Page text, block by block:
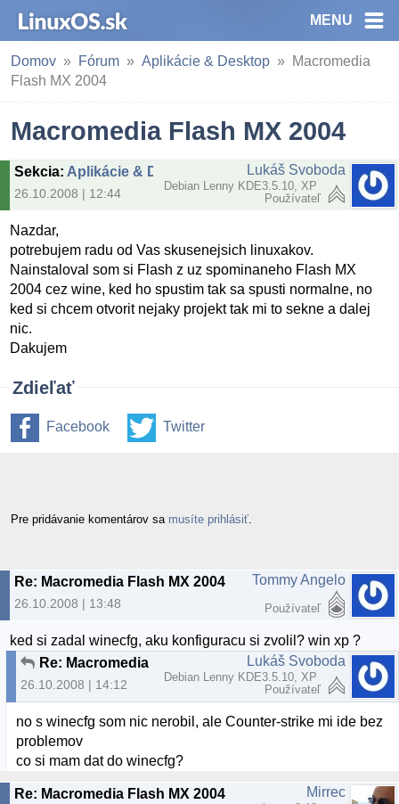
MENU
Domov Fórum Aplikácie & Desktop
Macromedia
Flash MX 2004
Macromedia Flash MX 2004
Sekcia: Aplikácie & Desktop
26.10.2008 | 12:44
Lukáš Svoboda
Debian Lenny KDE3.5.10, XP
Používateľ
Nazdar,
potrebujem radu od Vas skusenejsich linuxakov.
Nainstaloval som si Flash z uz spominaneho Flash MX
2004 cez wine, ked ho spustim tak sa spusti normalne, no
ked si chcem otvorit nejaky projekt tak mi to sekne a dalej
nic.
Dakujem
Zdieľať
Facebook Twitter
Pre pridávanie komentárov sa musíte prihlásiť
Re: Macromedia Flash MX 2004
26.10.2008 | 13:48
Tommy Angelo
Používateľ
ked si zadal winecfg, aku konfiguracu si zvolil? win xp ?
Re: Macromedia Flash MX 2004
26.10.2008 | 14:12
Lukáš Svoboda
Debian Lenny KDE3.5.10, XP
Používateľ
no s winecfg som nic nerobil, ale Counter-strike mi ide bez
problemov
co si mam dat do winecfg?
Re: Macromedia Flash MX 2004 Mirrec